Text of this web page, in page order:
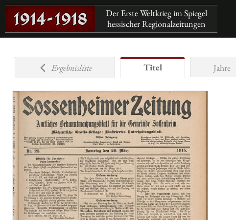
Der Erste Weltkrieg im Spiegel
hessischer Regionalzeitungen
Ergebnisliste Titel Jahre